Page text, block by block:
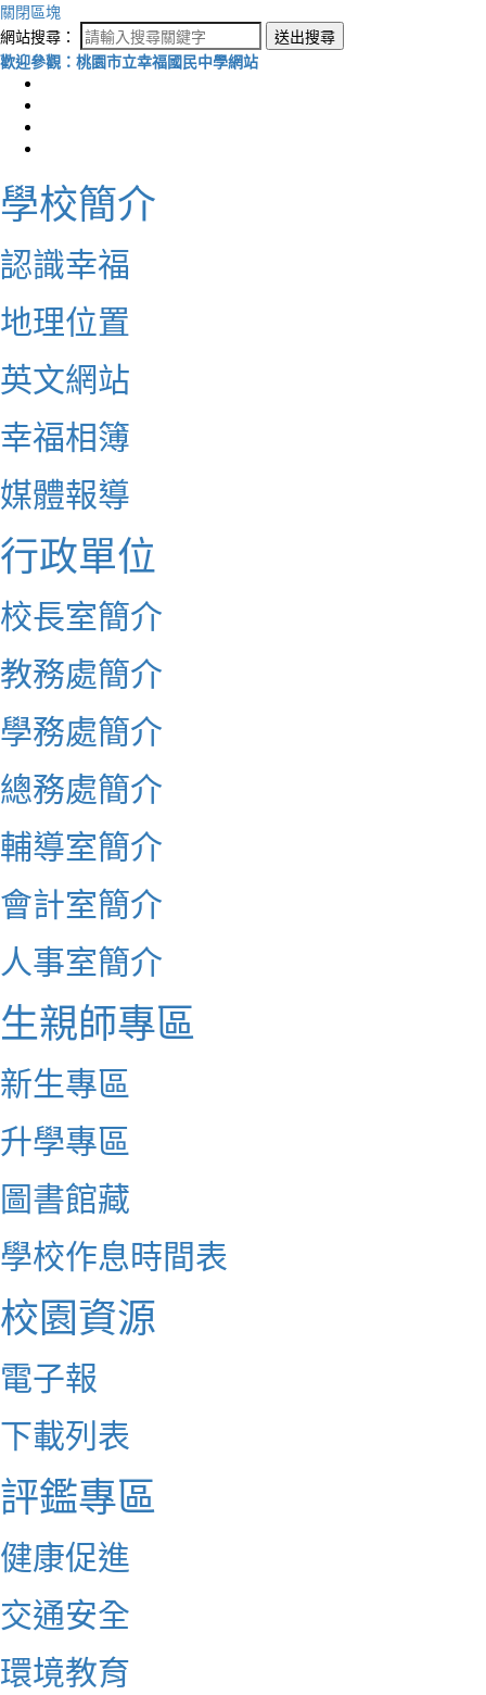
關閉區塊
網站搜尋：
送出搜尋
歡迎參觀：桃園市立幸福國民中學網站
學校簡介
認識幸福
地理位置
英文網站
幸福相簿
媒體報導
行政單位
校長室簡介
教務處簡介
學務處簡介
總務處簡介
輔導室簡介
會計室簡介
人事室簡介
生親師專區
新生專區
升學專區
圖書館藏
學校作息時間表
校園資源
電子報
下載列表
評鑑專區
健康促進
交通安全
環境教育